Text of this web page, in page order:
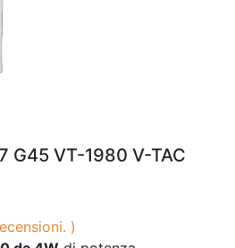
G45 VT-1980 V-TAC
)